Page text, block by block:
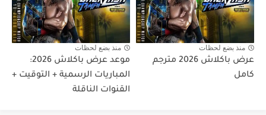
منذ بضع لحظات
عرض باكلاش 2026 مترجم
كامل
منذ بضع لحظات
موعد عرض باكلاش 2026:
المباريات الرسمية + التوقيت +
القنوات الناقلة